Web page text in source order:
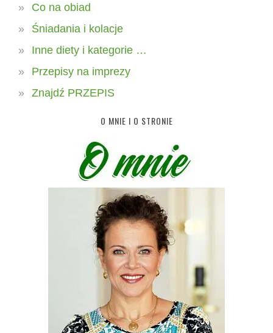
Co na obiad
Śniadania i kolacje
Inne diety i kategorie …
Przepisy na imprezy
Znajdź PRZEPIS
O MNIE I O STRONIE